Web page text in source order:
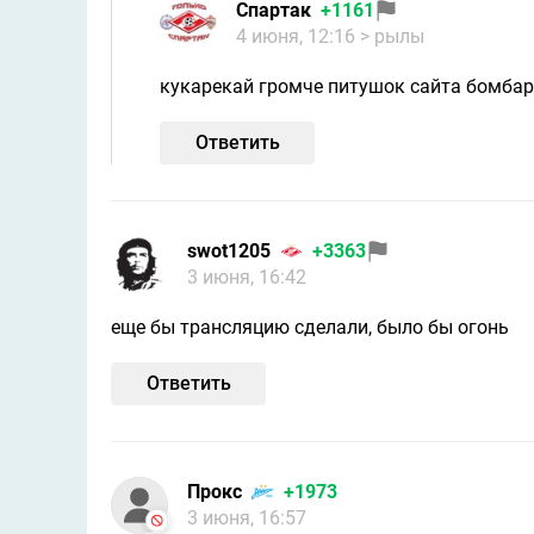
Спартaк +1161
4 июня, 12:16 > рылы
кукарекай громче питушок сайта
Ответить
swot1205
+3363
3 июня, 16:42
еще бы трансляцию сделали, было бы огонь
Ответить
Прокс
+1973
3 июня, 16:57